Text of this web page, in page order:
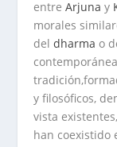
entreArjuna y
morales
deldharma o
tradición
y filosóficos,
vista
han coexistido